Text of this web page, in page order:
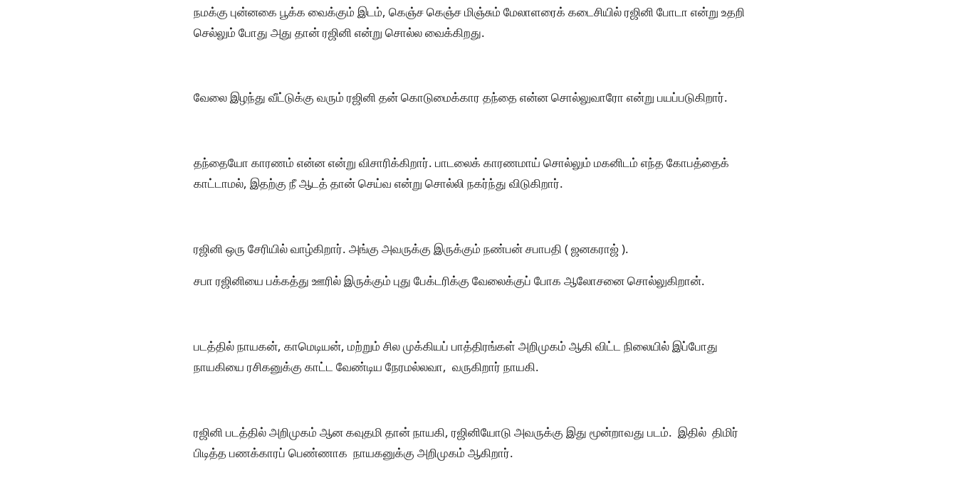
நமக்கு புன்னகை பூக்க வைக்கும் இடம், கெஞ்ச கெஞ்ச மிஞ்சும் மேலாளரைக் கடைசியில் ரஜினி போடா என்று உதறி
செல்லும் போது அது தான் ரஜினி என்று சொல்ல வைக்கிறது.
வேலை இழந்து வீட்டுக்கு வரும் ரஜினி தன் கொடுமைக்கார தந்தை என்ன சொல்லுவாரோ என்று பயப்படுகிறார்.
தந்தையோ காரணம் என்ன என்று விசாரிக்கிறார். பாடலைக் காரணமாய் சொல்லும் மகனிடம் எந்த கோபத்தைக்
காட்டாமல், இதற்கு நீ ஆடத் தான் செய்வ என்று சொல்லி நகர்ந்து விடுகிறார்.
ரஜினி ஒரு சேரியில் வாழ்கிறார். அங்கு அவருக்கு இருக்கும் நண்பன் சபாபதி ( ஜனகராஜ் ).
சபா ரஜினியை பக்கத்து ஊரில் இருக்கும் புது பேக்டரிக்கு வேலைக்குப் போக ஆலோசனை சொல்லுகிறான்.
படத்தில் நாயகன், காமெடியன், மற்றும் சில முக்கியப் பாத்திரங்கள் அறிமுகம் ஆகி விட்ட நிலையில் இப்போது
நாயகியை ரசிகனுக்கு காட்ட வேண்டிய நேரமல்லவா, வருகிறார் நாயகி.
ரஜினி படத்தில் அறிமுகம் ஆன கவுதமி தான் நாயகி, ரஜினியோடு அவருக்கு இது மூன்றாவது படம். இதில் திமிர்
பிடித்த பணக்காரப் பெண்ணாக நாயகனுக்கு அறிமுகம் ஆகிறார்.